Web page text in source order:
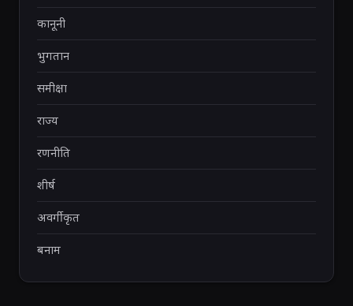
कानूनी
भुगतान
समीक्षा
राज्य
रणनीति
शीर्ष
अवर्गीकृत
बनाम